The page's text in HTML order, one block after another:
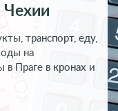
Чехии
транспорт, еду,
на
Праге в кронах и